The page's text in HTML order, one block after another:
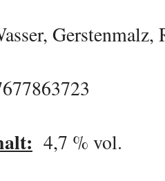
Gerstenmalz,
4,7 % vol.